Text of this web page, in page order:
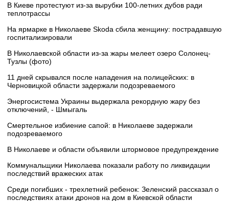
В Киеве протестуют из-за вырубки 100-летних дубов ради
теплотрассы
На ярмарке в Николаеве Skoda сбила женщину: пострадавшую
госпитализировали
В Николаевской области из-за жары мелеет озеро Солонец-
Тузлы (фото)
11 дней скрывался после нападения на полицейских: в
Черновицкой области задержали подозреваемого
Энергосистема Украины выдержала рекордную жару без
отключений, - Шмыгаль
Смертельное избиение сапой: в Николаеве задержали
подозреваемого
В Николаеве и области объявили штормовое предупреждение
Коммунальщики Николаева показали работу по ликвидации
последствий вражеских атак
Среди погибших - трехлетний ребенок: Зеленский рассказал о
последствиях атаки дронов на дом в Киевской области